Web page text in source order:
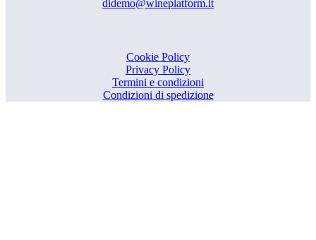
didemo@wineplatform.it
Cookie Policy
Privacy Policy
Termini e condizioni
Condizioni di spedizione